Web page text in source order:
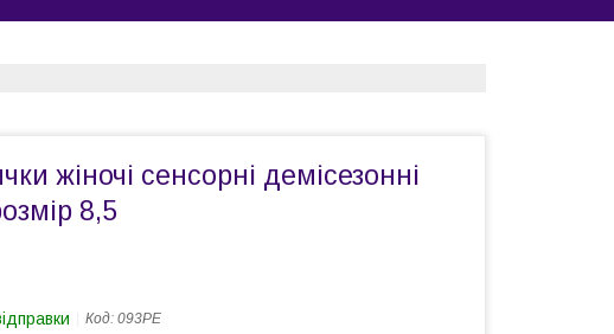
жіночі сенсорні демісезонні
8,5
Код: 093РЕ